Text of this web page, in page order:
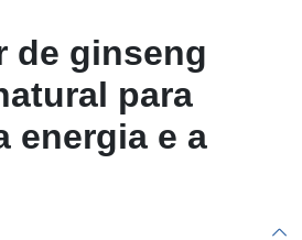
de ginseng
para
energia e a